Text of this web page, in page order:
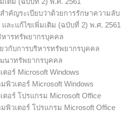
ำคัญระเบียบว่าด้วยการรักษาความลับ
ละแก้ไขเพิ่มเติม (ฉบับที่ 2) พ.ศ. 2561
หารทรัพยากรบุคคล
วกับการบริหารทรัพยากรบุคคล
นาทรัพยากรบุคคล
อร์ Microsoft Windows
วเตอร์ Microsoft Windows
อร์ โปรแกรม Microsoft Office
พิวเตอร์ โปรแกรม Microsoft Office